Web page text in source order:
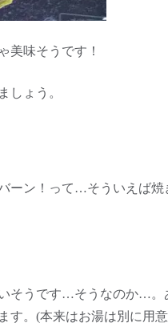
美味そうです！
しょう。
ーン！って…そういえば焼
そうです…そうなのか…。
す。(本来はお湯は別に用